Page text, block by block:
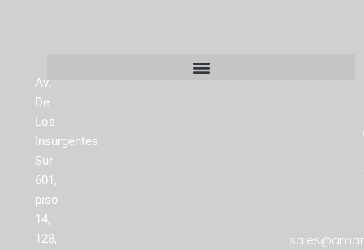
Av.
De
Los
Insurgentes
Sur
601,
piso
14,
128,